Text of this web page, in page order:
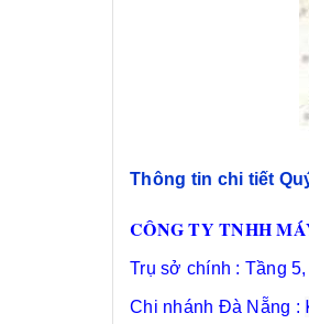
Thông tin chi tiết
CÔNG TY TNHH
Trụ sở chính : Tầng
Chi nhánh Đà Nẵng :